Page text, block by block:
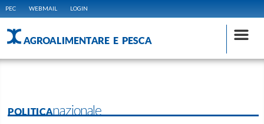
PEC WEBMAIL LOGIN
AGROALIMENTARE E PESCA
POLITICAnazionale